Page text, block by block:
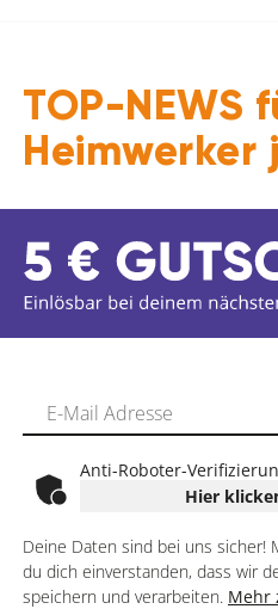
TOP-NEWS
Anti-Roboter-
Hier
Deine Daten sind bei uns sicher!
du dich einverstanden, dass wir
speichern und verarbeiten. Mehr